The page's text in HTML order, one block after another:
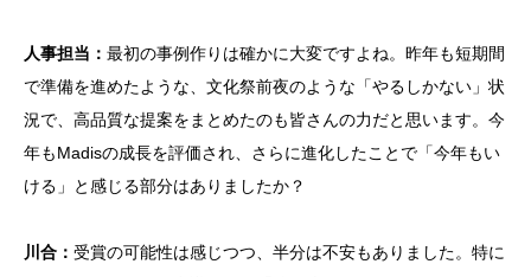
人事担当： 最初の事例作りは確かに大変ですよね。昨年も短期間
で準備を進めたような、文化祭前夜のような「やるしかない」状
況で、高品質な提案をまとめたのも皆さんの力だと思います。今
年もMadisの成長を評価され、さらに進化したことで「今年もい
ける」と感じる部分はありましたか？
川合： 受賞の可能性は感じつつ、半分は不安もありました。特に